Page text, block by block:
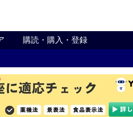
購読・購入・登録